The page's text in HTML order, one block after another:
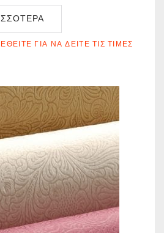
ΓΙΑ ΝΑ ΔΕΊΤΕ ΤΙΣ ΤΙΜΈΣ